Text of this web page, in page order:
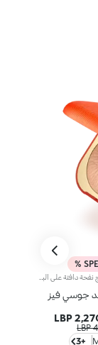
جوسي فيز
+3